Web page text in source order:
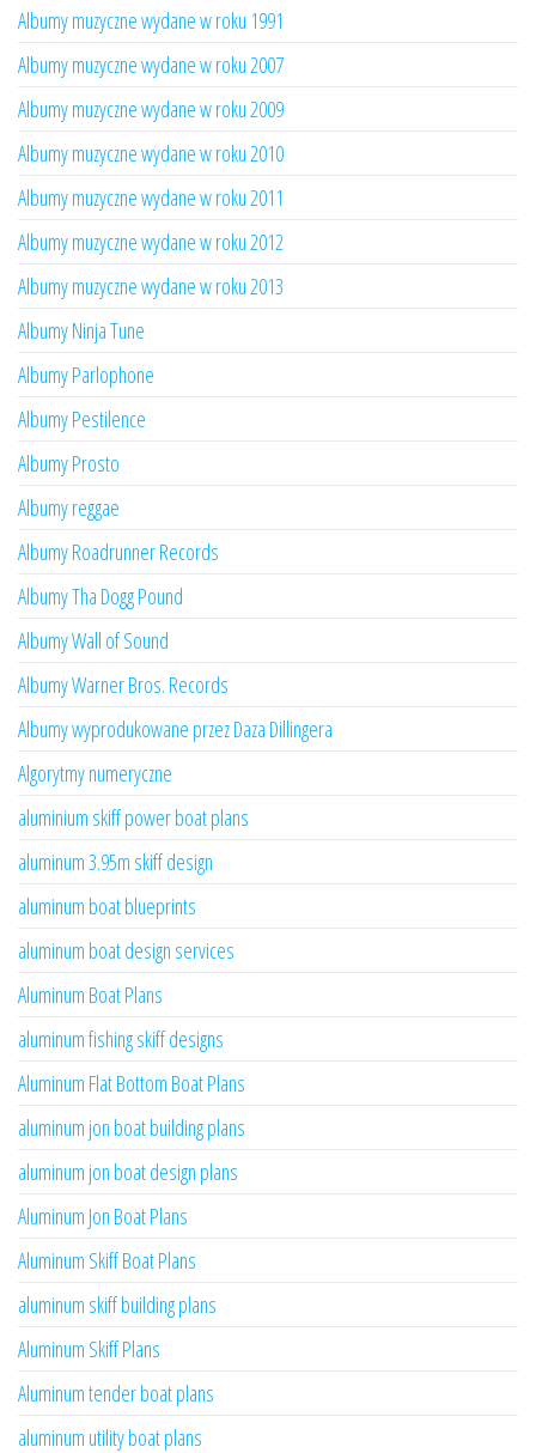
Albumy muzyczne wydane w roku 1991
Albumy muzyczne wydane w roku 2007
Albumy muzyczne wydane w roku 2009
Albumy muzyczne wydane w roku 2010
Albumy muzyczne wydane w roku 2011
Albumy muzyczne wydane w roku 2012
Albumy muzyczne wydane w roku 2013
Albumy Ninja Tune
Albumy Parlophone
Albumy Pestilence
Albumy Prosto
Albumy reggae
Albumy Roadrunner Records
Albumy Tha Dogg Pound
Albumy Wall of Sound
Albumy Warner Bros. Records
Albumy wyprodukowane przez Daza Dillingera
Algorytmy numeryczne
aluminium skiff power boat plans
aluminum 3.95m skiff design
aluminum boat blueprints
aluminum boat design services
Aluminum Boat Plans
aluminum fishing skiff designs
Aluminum Flat Bottom Boat Plans
aluminum jon boat building plans
aluminum jon boat design plans
Aluminum Jon Boat Plans
Aluminum Skiff Boat Plans
aluminum skiff building plans
Aluminum Skiff Plans
Aluminum tender boat plans
aluminum utility boat plans